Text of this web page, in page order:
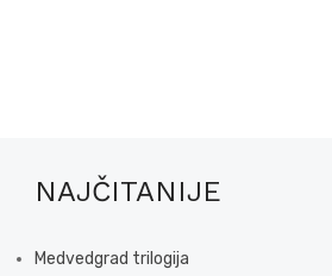
NAJČITANIJE
Medvedgrad trilogija